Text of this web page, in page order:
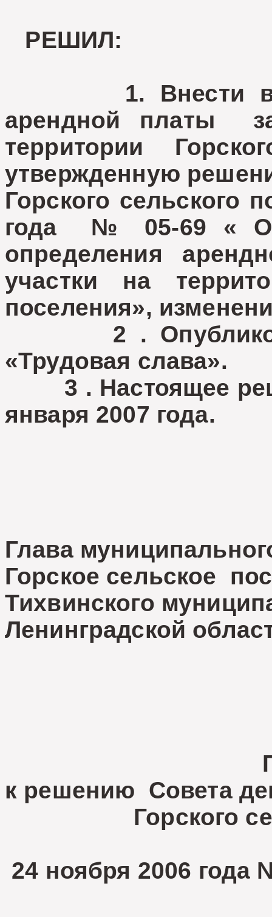
РЕШИЛ:
1. Внести в
арендной платы
территории
утвержденную
Горского сельского
года № 05-69 « Об
определения
участки на
поселения»,
2 .
«Трудовая слава».
3 . Настоящее
января 2007 года.
Глава
Горское сельское
Тихвинского
Ленинградской
к решению Совета
Горского
24 ноября 2006 года